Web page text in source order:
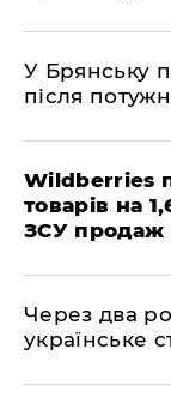
У Брянську
після
Wildberries
товарів на
ЗСУ продаж
Через два
українське